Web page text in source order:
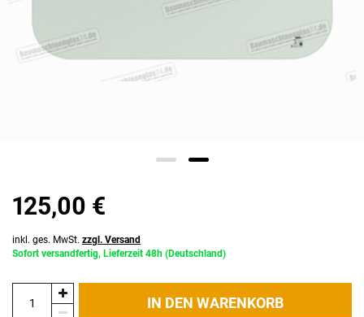
125,00 €
inkl. ges. MwSt. zzgl. Versand
Sofort versandfertig, Lieferzeit 48h (Deutschland)
IN DEN WARENKORB